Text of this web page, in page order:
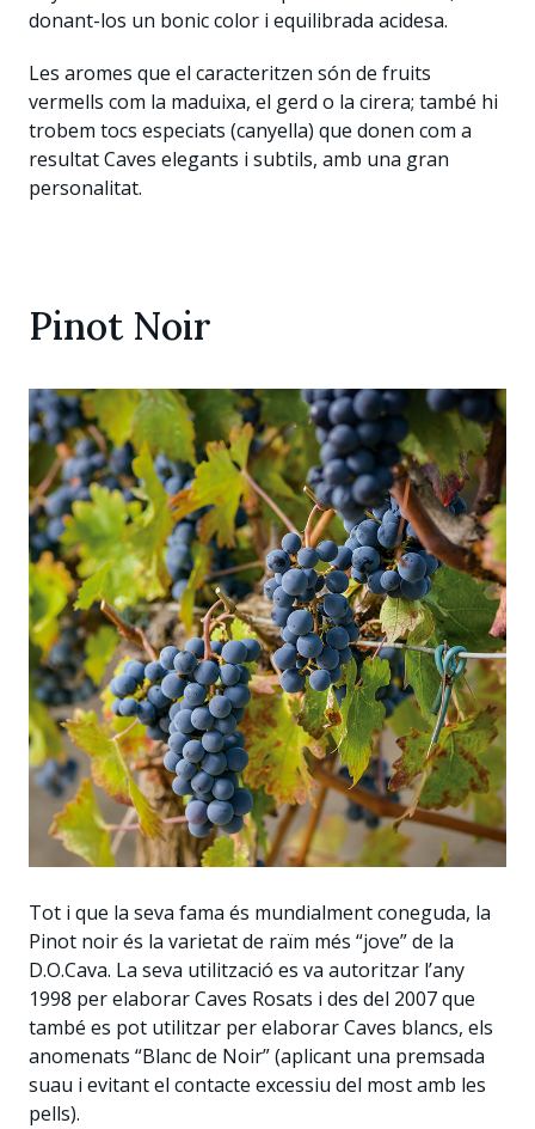
donant-los un bonic color i equilibrada acidesa.
Les aromes que el caracteritzen són de fruits
vermells com la maduixa, el gerd o la cirera; també hi
trobem tocs especiats (canyella) que donen com a
resultat Caves elegants i subtils, amb una gran
personalitat.
Pinot Noir
Tot i que la seva fama és mundialment coneguda, la
Pinot noir és la varietat de raïm més “jove” de la
D.O.Cava. La seva utilització es va autoritzar l’any
1998 per elaborar Caves Rosats i des del 2007 que
també es pot utilitzar per elaborar Caves blancs, els
anomenats “Blanc de Noir” (aplicant una premsada
suau i evitant el contacte excessiu del most amb les
pells).